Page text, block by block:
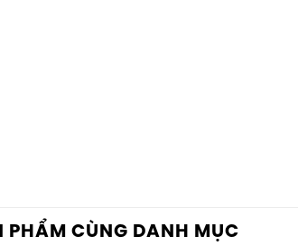
PHẨM CÙNG DANH MỤC